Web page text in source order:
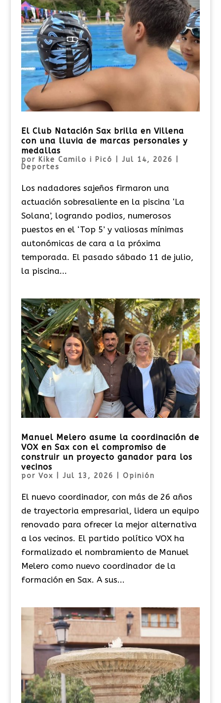
El Club Natación Sax brilla en Villena
con una lluvia de marcas personales y
medallas
por Kike Camilo i Picó Jul 14, 2026
Deportes
Los nadadores sajeños firmaron una
actuación sobresaliente en la piscina ‘La
Solana’, logrando podios, numerosos
puestos en el ‘Top 5’ y valiosas mínimas
autonómicas de cara a la próxima
temporada. El pasado sábado 11 de julio,
la piscina...
Manuel Melero asume la coordinación de
VOX en Sax con el compromiso de
construir un proyecto ganador para los
vecinos
por Vox Jul 13, 2026 Opinión
El nuevo coordinador, con más de 26 años
de trayectoria empresarial, lidera un equipo
renovado para ofrecer la mejor alternativa
a los vecinos. El partido político VOX ha
formalizado el nombramiento de Manuel
Melero como nuevo coordinador de la
formación en Sax. A sus...